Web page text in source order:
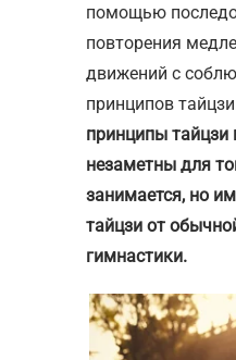
помощью
повторения
движений с
принципов
принципы тайцзи
незаметны для
занимается, но
тайцзи от
гимнастики.